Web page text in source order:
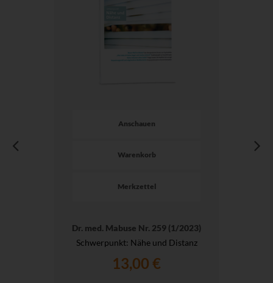
Anschauen
Warenkorb
Merkzettel
Dr. med. Mabuse Nr. 259 (1/2023)
Schwerpunkt: Nähe und Distanz
13,00 €